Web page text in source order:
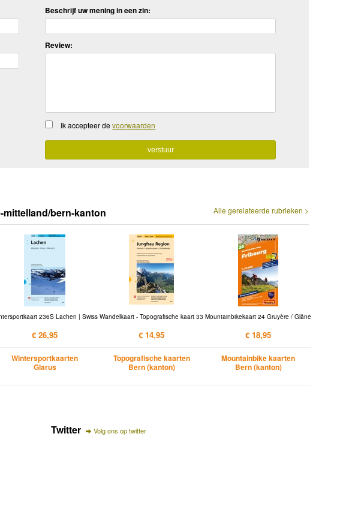
Beschrijf uw mening in een zin:
Review:
Ik accepteer devoorwaarden
Alle gerelateerde rubrieken >
bern-kanton
236S Lachen | Swiss
€ 26,95
Wintersportkaarten
Glarus
Wandelkaart - Topografische kaart 33
€ 14,95
Topografische kaarten
Bern (kanton)
Mountainbikekaart 24 Gruyère / Glâne
€ 18,95
Mountainbike kaarten
Bern (kanton)
Twitter Volg ons op twitter